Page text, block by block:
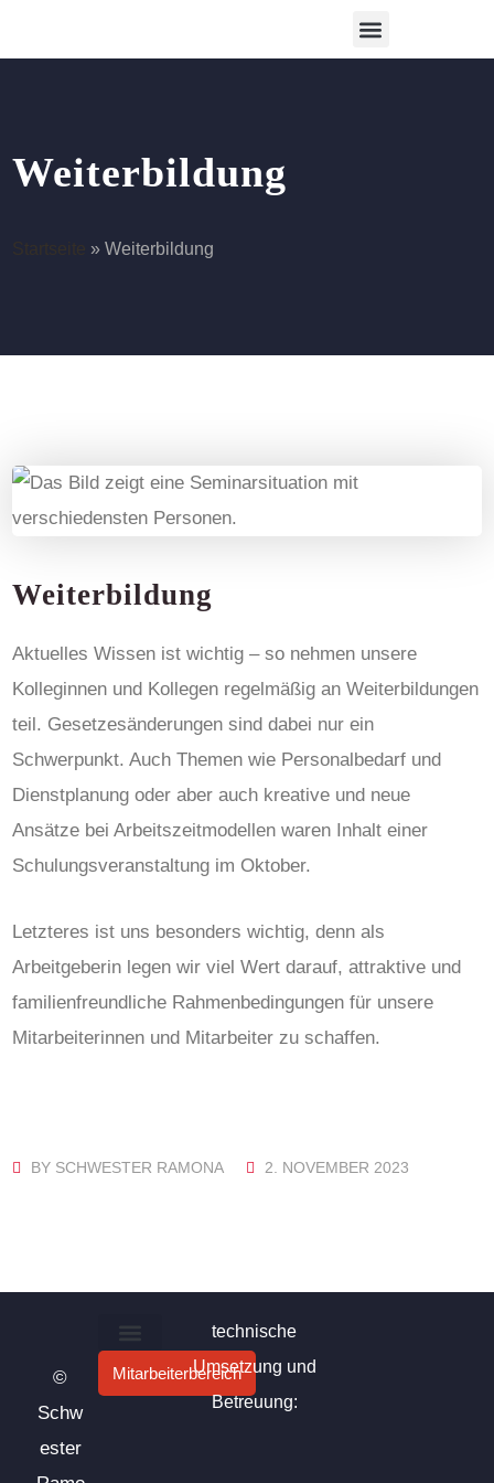
Weiterbildung
»Weiterbildung
Weiterbildung
Aktuelles Wissen ist wichtig – so nehmen unsere
Kolleginnen und Kollegen regelmäßig an Weiterbildungen
teil. Gesetzesänderungen sind dabei nur ein
Schwerpunkt. Auch Themen wie Personalbedarf und
Dienstplanung oder aber auch kreative und neue
Ansätze bei Arbeitszeitmodellen waren Inhalt einer
Schulungsveranstaltung im Oktober.
Letzteres ist uns besonders wichtig, denn als
Arbeitgeberin legen wir viel Wert darauf, attraktive und
familienfreundliche Rahmenbedingungen für unsere
Mitarbeiterinnen und Mitarbeiter zu schaffen.
BY SCHWESTER RAMONA 2. NOVEMBER 2023
©
Schw
ester
Mitarbeiterbereich
technische
Umsetzung und
Betreuung: